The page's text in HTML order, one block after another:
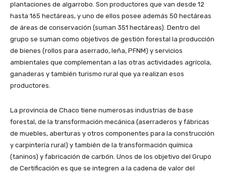
plantaciones de algarrobo. Son productores que van desde 12
hasta 165 hectáreas, y uno de ellos posee además 50 hectáreas
de áreas de conservación (suman 351 hectáreas). Dentro del
grupo se suman como objetivos de gestión forestal la producción
de bienes (rollos para aserrado, leña, PFNM) y servicios
ambientales que complementan a las otras actividades agrícola,
ganaderas y también turismo rural que ya realizan esos
productores.
La provincia de Chaco tiene numerosas industrias de base
forestal, de la transformación mecánica (aserraderos y fábricas
de muebles, aberturas y otros componentes para la construcción
y carpintería rural) y también de la transformación química
(taninos) y fabricación de carbón. Unos de los objetivo del Grupo
de Certificación es que se integren a la cadena de valor del